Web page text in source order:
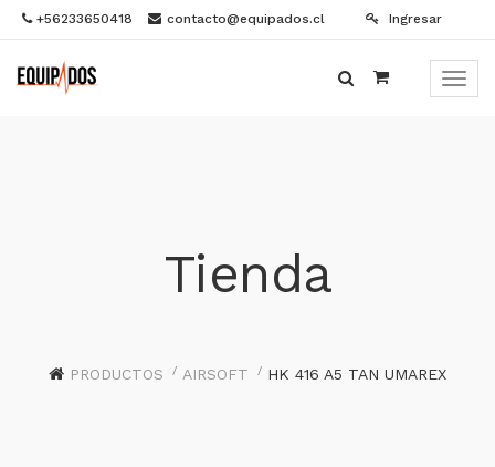
+56233650418 contacto@equipados.cl Ingresar
Menú
Tienda
PRODUCTOS AIRSOFT HK 416 A5 TAN UMAREX